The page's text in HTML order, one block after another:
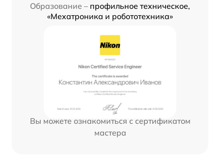
Образование – профильное техническое,
«Мехатроника и робототехника»
Вы можете ознакомиться с сертификатом
мастера